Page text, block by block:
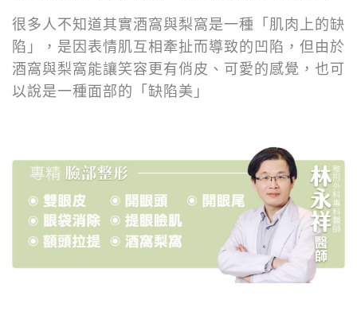
很多人不知道其實酒窩與梨窩是一種「肌肉上的缺
陷」，是因表情肌互相牽扯而導致的凹陷，但由於
酒窩與梨窩能讓笑容更有俏皮、可愛的感覺，也可
以說是一種面部的「缺陷美」